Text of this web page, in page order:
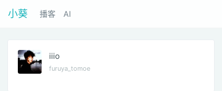
小葵 播客 AI
iiio
furuya_tomoe